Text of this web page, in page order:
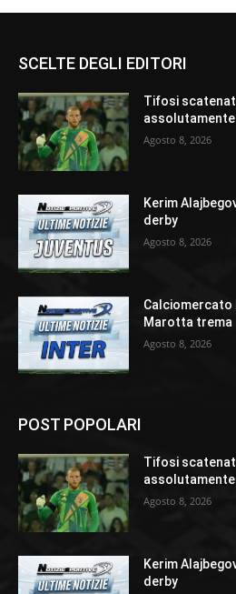
SCELTE DEGLI EDITORI
Tifosi
Agosto 8, 2026
Kerim
derby
Agosto 8, 2026
Calciomercato
Marotta trema
Agosto 8, 2026
POST POPOLARI
Tifosi
Agosto 8, 2026
Kerim
derby